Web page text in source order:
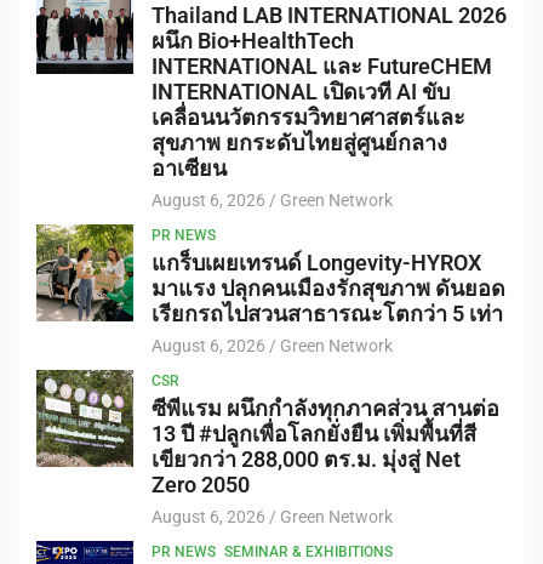
Thailand LAB INTERNATIONAL 2026
ผนึก Bio+HealthTech
INTERNATIONAL และ FutureCHEM
INTERNATIONAL เปิดเวที AI ขับ
เคลื่อนนวัตกรรมวิทยาศาสตร์และ
สุขภาพ ยกระดับไทยสู่ศูนย์กลาง
อาเซียน
August 6, 2026 Green Network
PR NEWS
แกร็บเผยเทรนด์ Longevity-HYROX
มาแรง ปลุกคนเมืองรักสุขภาพ ดันยอด
เรียกรถไปสวนสาธารณะโตกว่า 5 เท่า
August 6, 2026 Green Network
CSR
ซีพีแรม ผนึกกำลังทุกภาคส่วน สานต่อ
13 ปี #ปลูกเพื่อโลกยั่งยืน เพิ่มพื้นที่สี
เขียวกว่า 288,000 ตร.ม. มุ่งสู่ Net
Zero 2050
August 6, 2026 Green Network
PR NEWS SEMINAR & EXHIBITIONS